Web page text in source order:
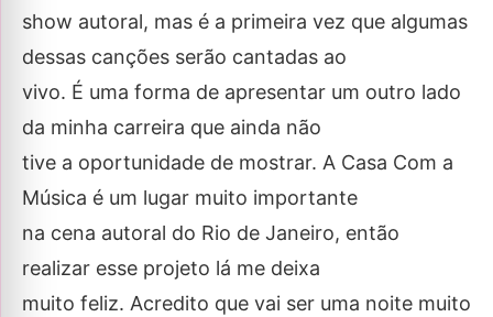
show autoral, mas é a primeira vez que algumas
dessas canções serão cantadas ao
vivo. É uma forma de apresentar um outro lado
da minha carreira que ainda não
tive a oportunidade de mostrar. A Casa Com a
Música é um lugar muito importante
na cena autoral do Rio de Janeiro, então
realizar esse projeto lá me deixa
muito feliz. Acredito que vai ser uma noite muito